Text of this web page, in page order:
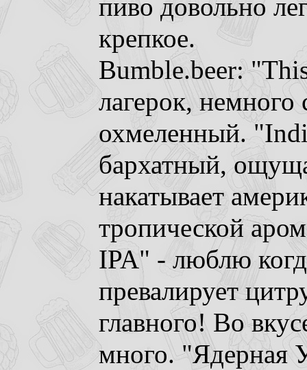
пиво довольно
крепкое.
Bumble.beer:
лагерок,
охмеленный.
бархатный,
накатывает
тропической
IPA" - люблю
превалирует
главного! Во
много. "Ядерная